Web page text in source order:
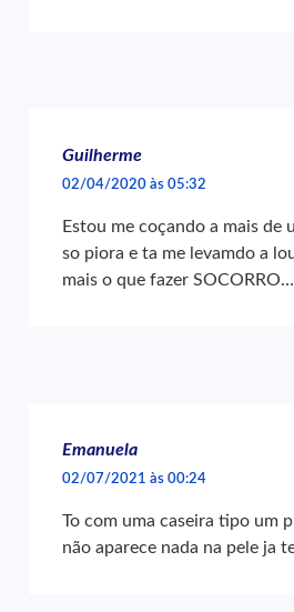
Guilherme
02/04/2020 às 05:32
Estou me coçando a mais de
so piora e ta me levamdo a
mais o que fazer SOCORRO…
Emanuela
02/07/2021 às 00:24
To com uma caseira tipo um
não aparece nada na pele ja